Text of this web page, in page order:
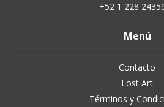
+52 1 228
Menú
Contacto
Lost Art
Términos y